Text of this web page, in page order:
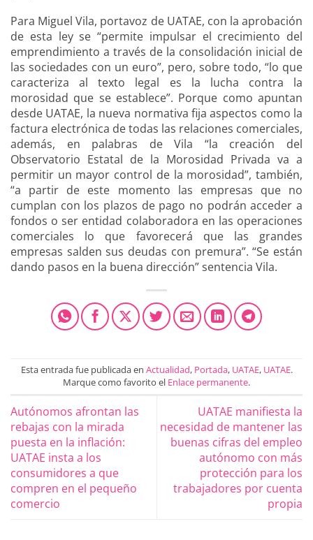
Para Miguel Vila, portavoz de UATAE, con la aprobación
de esta ley se “permite impulsar el crecimiento del
emprendimiento a través de la consolidación inicial de
las sociedades con un euro”, pero, sobre todo, “lo que
caracteriza al texto legal es la lucha contra la
morosidad que se establece”. Porque como apuntan
desde UATAE, la nueva normativa fija aspectos como la
factura electrónica de todas las relaciones comerciales,
además, en palabras de Vila “la creación del
Observatorio Estatal de la Morosidad Privada va a
permitir un mayor control de la morosidad”, también,
“a partir de este momento las empresas que no
cumplan con los plazos de pago no podrán acceder a
fondos o ser entidad colaboradora en las operaciones
comerciales lo que favorecerá que las grandes
empresas salden sus deudas con premura”. “Se están
dando pasos en la buena dirección” sentencia Vila.
Esta entrada fue publicada en Actualidad, Portada, UATAE, UATAE.
Marque como favorito el Enlace permanente.
Autónomos afrontan las
rebajas con la mirada
puesta en la inflación:
UATAE insta a los
consumidores a que
compren en el pequeño
comercio
UATAE manifiesta la
necesidad de mantener las
buenas cifras del empleo
autónomo con más
protección para los
trabajadores por cuenta
propia